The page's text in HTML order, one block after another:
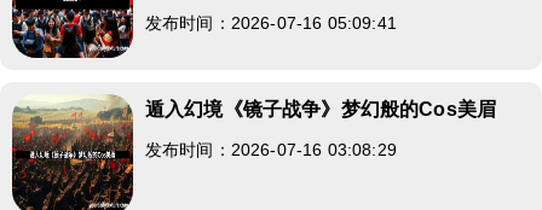
发布时间：2026-07-16 05:09:41
遁入幻境《镜子战争》梦幻般的Cos美眉
发布时间：2026-07-16 03:08:29